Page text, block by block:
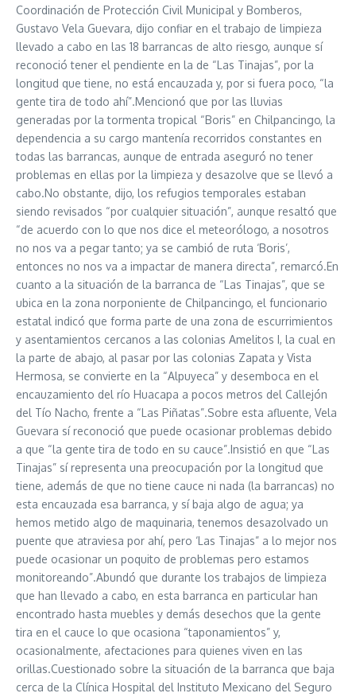
Coordinación de Protección Civil Municipal y Bomberos,
Gustavo Vela Guevara, dijo confiar en el trabajo de limpieza
llevado a cabo en las 18 barrancas de alto riesgo, aunque sí
reconoció tener el pendiente en la de “Las Tinajas”, por la
longitud que tiene, no está encauzada y, por si fuera poco, “la
gente tira de todo ahí”.Mencionó que por las lluvias
generadas por la tormenta tropical “Boris” en Chilpancingo, la
dependencia a su cargo mantenía recorridos constantes en
todas las barrancas, aunque de entrada aseguró no tener
problemas en ellas por la limpieza y desazolve que se llevó a
cabo.No obstante, dijo, los refugios temporales estaban
siendo revisados “por cualquier situación”, aunque resaltó que
“de acuerdo con lo que nos dice el meteorólogo, a nosotros
no nos va a pegar tanto; ya se cambió de ruta ‘Boris’,
entonces no nos va a impactar de manera directa”, remarcó.En
cuanto a la situación de la barranca de “Las Tinajas”, que se
ubica en la zona norponiente de Chilpancingo, el funcionario
estatal indicó que forma parte de una zona de escurrimientos
y asentamientos cercanos a las colonias Amelitos I, la cual en
la parte de abajo, al pasar por las colonias Zapata y Vista
Hermosa, se convierte en la “Alpuyeca” y desemboca en el
encauzamiento del río Huacapa a pocos metros del Callejón
del Tío Nacho, frente a “Las Piñatas”.Sobre esta afluente, Vela
Guevara sí reconoció que puede ocasionar problemas debido
a que “la gente tira de todo en su cauce”.Insistió en que “Las
Tinajas” sí representa una preocupación por la longitud que
tiene, además de que no tiene cauce ni nada (la barrancas) no
esta encauzada esa barranca, y sí baja algo de agua; ya
hemos metido algo de maquinaria, tenemos desazolvado un
puente que atraviesa por ahí, pero ‘Las Tinajas” a lo mejor nos
puede ocasionar un poquito de problemas pero estamos
monitoreando”.Abundó que durante los trabajos de limpieza
que han llevado a cabo, en esta barranca en particular han
encontrado hasta muebles y demás desechos que la gente
tira en el cauce lo que ocasiona “taponamientos” y,
ocasionalmente, afectaciones para quienes viven en las
orillas.Cuestionado sobre la situación de la barranca que baja
cerca de la Clínica Hospital del Instituto Mexicano del Seguro